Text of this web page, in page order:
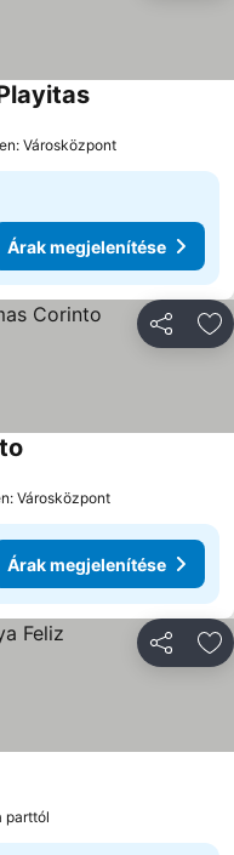
Városközpont
Árak megjelenítése
Városközpont
Árak megjelenítése
parttól